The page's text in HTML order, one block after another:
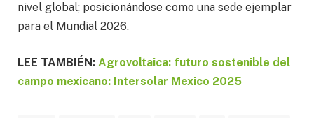
nivel global; posicionándose como una sede ejemplar
para el Mundial 2026.
LEE TAMBIÉN: Agrovoltaica: futuro sostenible del
campo mexicano: Intersolar Mexico 2025